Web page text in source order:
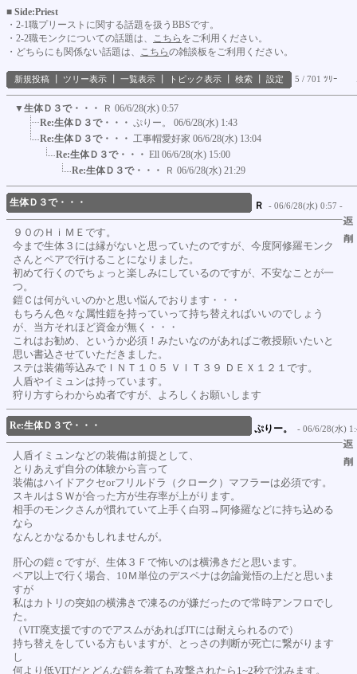
■ Side:Priest
・2-1職プリーストに関する話題を扱うBBSです。
・2-2職モンクについての話題は、 こちら をご利用ください。
・どちらにも関係ない話題は、 こちらの雑談板をご利用ください。
新規投稿 ツリー表示 一覧表示 トピック表示 検索 設定 5 / 701 ﾂﾘｰ
▼生体Ｄ３で・・・ Ｒ 06/6/28(水) 0:57
Re:生体Ｄ３で・・・ ぷりー。 06/6/28(水) 1:43
Re:生体Ｄ３で・・・ 工事帽愛好家 06/6/28(水) 13:04
Re:生体Ｄ３で・・・ Ell 06/6/28(水) 15:00
Re:生体Ｄ３で・・・
Ｒ 06/6/28(水) 21:29
生体Ｄ３で・・・ Ｒ - 06/6/28(水) 0:57 -
９０のＨｉＭＥです。
今まで生体３には縁がないと思っていたのですが、今度阿修羅モンク
さんとペアで行けることになりました。
初めて行くのでちょっと楽しみにしているのですが、不安なことが一
つ。
鎧Ｃは何がいいのかと思い悩んでおります・・・
もちろん色々な属性鎧を持っていって持ち替えればいいのでしょう
が、当方それほど資金が無く・・・
これはお勧め、というか必須！みたいなのがあればご教授願いたいと
思い書込させていただきました。
ステは装備等込みでＩＮＴ１０５ ＶＩＴ３９ ＤＥＸ１２１です。
人盾やイミュンは持っています。
狩り方すらわからぬ者ですが、よろしくお願いします
Re:生体Ｄ３で・・・ ぷりー。 - 06/6/28(水)
人盾イミュンなどの装備は前提として、
とりあえず自分の体験から言って
装備はハイドアクセorフリルドラ（クローク）マフラーは必須です。
スキルはＳＷが合った方が生存率が上がります。
相手のモンクさんが慣れていて上手く白羽→阿修羅などに持ち込める
なら
なんとかなるかもしれませんが。
肝心の鎧ｃですが、生体３Ｆで怖いのは横沸きだと思います。
ペア以上で行く場合、10Ｍ単位のデスペナは勿論覚悟の上だと思いま
すが
私はカトリの突如の横沸きで凍るのが嫌だったので常時アンフロでし
た。
（VIT廃支援ですのでアスムがあればJTには耐えられるので）
持ち替えをしている方もいますが、とっさの判断が死亡に繋がります
し
何より低VITだとどんな鎧を着ても攻撃されたら1~2秒で沈みます。